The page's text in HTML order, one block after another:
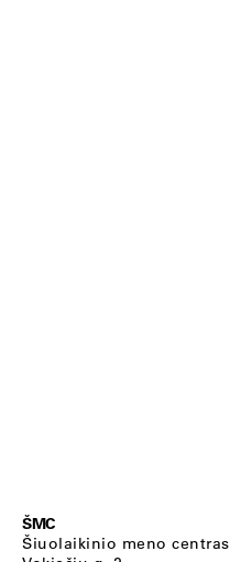
ŠMC
Šiuolaikinio meno centras